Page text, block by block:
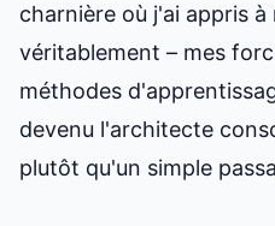
charnière où j'ai appris
véritablement – mes
méthodes
devenu l'architecte
plutôt qu'un simple